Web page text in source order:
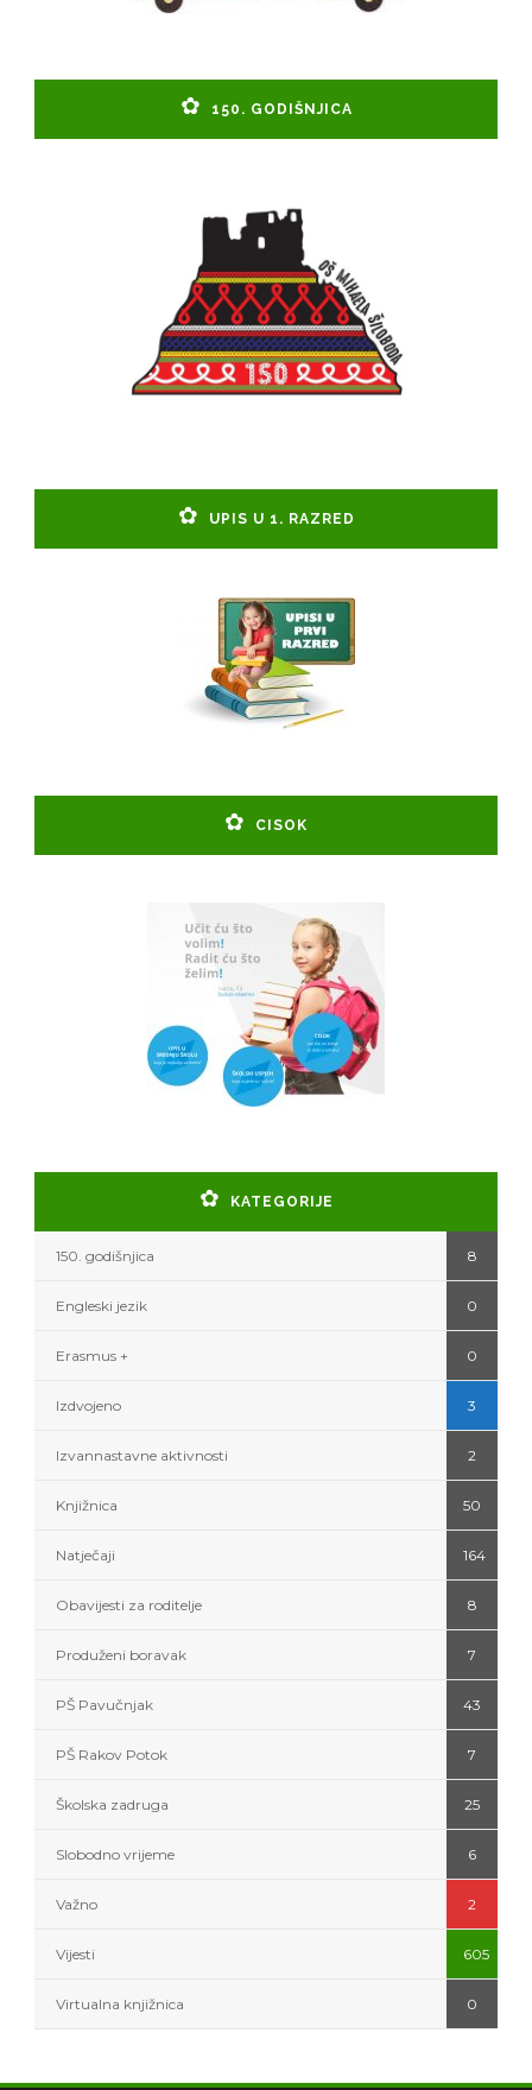
150. GODIŠNJICA
UPIS U 1. RAZRED
CISOK
KATEGORIJE
150. godišnjica 8
Engleski jezik 0
Erasmus + 0
Izdvojeno 3
Izvannastavne aktivnosti 2
Knjižnica 50
Natječaji 164
Obavijesti za roditelje 8
Produženi boravak 7
PŠ Pavučnjak 43
PŠ Rakov Potok 7
Školska zadruga 25
Slobodno vrijeme 6
Važno 2
Vijesti 605
Virtualna knjižnica 0